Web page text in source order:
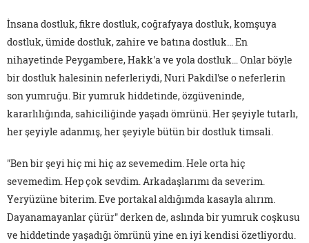
İnsana dostluk, fikre dostluk, coğrafyaya dostluk, komşuya
dostluk, ümide dostluk, zahire ve batına dostluk… En
nihayetinde Peygambere, Hakk'a ve yola dostluk… Onlar böyle
bir dostluk halesinin neferleriydi, Nuri Pakdil'se o neferlerin
son yumruğu. Bir yumruk hiddetinde, özgüveninde,
kararlılığında, sahiciliğinde yaşadı ömrünü. Her şeyiyle tutarlı,
her şeyiyle adanmış, her şeyiyle bütün bir dostluk timsali.
"Ben bir şeyi hiç mi hiç az sevemedim. Hele orta hiç
sevemedim. Hep çok sevdim. Arkadaşlarımı da severim.
Yeryüzüne biterim. Eve portakal aldığımda kasayla alırım.
Dayanamayanlar çürür" derken de, aslında bir yumruk coşkusu
ve hiddetinde yaşadığı ömrünü yine en iyi kendisi özetliyordu.